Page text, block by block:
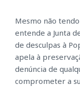
Mesmo não
entende a Junta
de desculpas à
apela à
denúncia de
comprometer a